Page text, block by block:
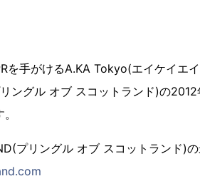
を手がけるA.KA Tokyo(エイケイエ
ングル オブ スコットランド)の
プリングル オブ スコットランド)